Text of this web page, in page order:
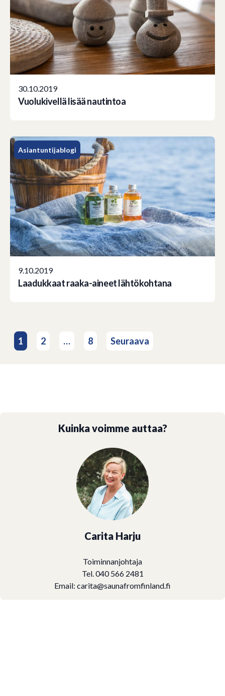
30.10.2019
Vuolukivellä lisää nautintoa
Asiantuntijablogi
9.10.2019
Laadukkaat raaka-aineet lähtökohtana
Artikkelien
sivutus
1 2 … 8 Seuraava
Kuinka voimme auttaa?
Carita Harju
Toiminnanjohtaja
Tel. 040 566 2481
Email: carita@saunafromfinland.fi